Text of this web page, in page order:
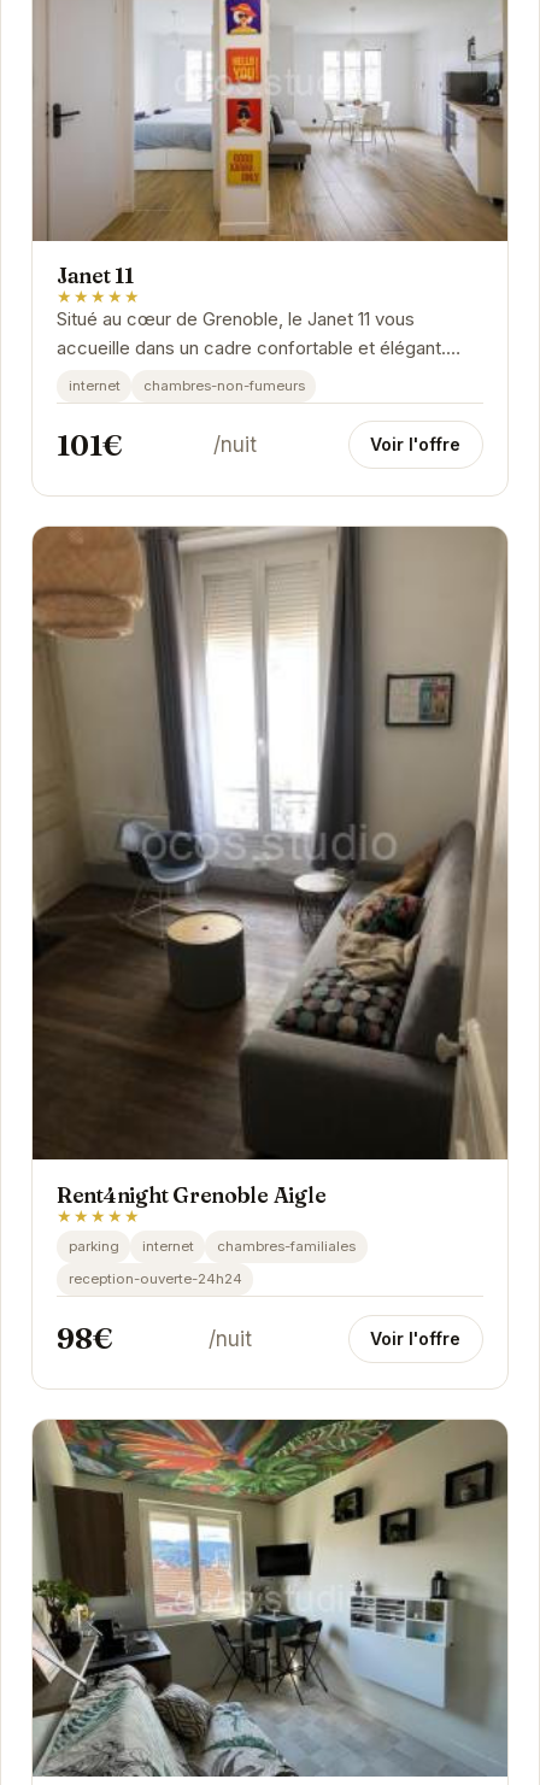
Janet 11
★★★★★
Situé au cœur de Grenoble, le Janet 11 vous
accueille dans un cadre confortable et élégant.
Idéalement situé à quelques pas des principales...
internet chambres-non-fumeurs
101€ /nuit Voir l'offre
Rent4night Grenoble Aigle
★★★★★
parking internet
chambres-familiales
reception-ouverte-24h24
98€ /nuit Voir l'offre